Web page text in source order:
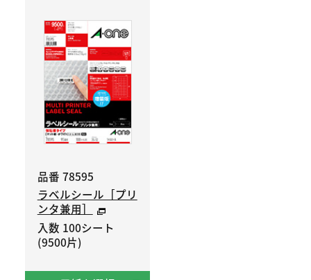
品番 78595
ラベルシール［プリ
ンタ兼用］
入数 100シート
(9500片)